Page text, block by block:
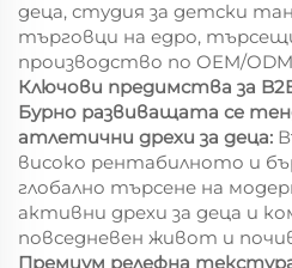
деца, студия за детски
търговци на едро,
производство по OEM/
Ключови предимства за
Бурно развиващата се
атлетични дрехи за деца:
високо рентабилното и
глобално търсене на
активни дрехи за деца и
повседневен живот и
Премиум релефна